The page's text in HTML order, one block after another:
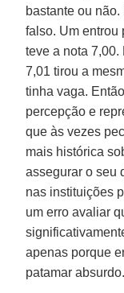
bastante ou
falso. Um entrou
teve a nota
7,01 tirou a
tinha vaga.
percepção e
que às vezes
mais histórica
assegurar o seu
nas instituições
um erro avaliar
apenas porque
patamar absurdo.